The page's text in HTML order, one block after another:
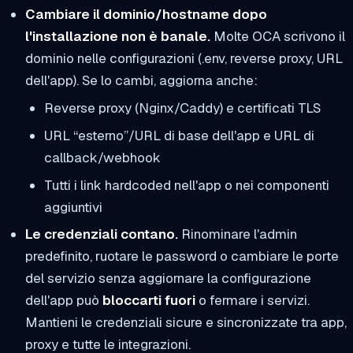
Cambiare il dominio/hostname dopo
l'installazione non è banale.Molte OCA scrivono il
dominio nelle configurazioni (.env, reverse proxy, URL
dell'app). Se lo cambi, aggiorna anche:
Reverse proxy (Nginx/Caddy) e certificati TLS
URL “esterno”/URL di base dell'app e URL di
callback/webhook
Tutti i link hardcoded nell'app o nei componenti
aggiuntivi
Le credenziali contano.Rinominare l'admin
predefinito, ruotare le password o cambiare le porte
del servizio senza aggiornare la configurazione
dell'app può bloccarti fuorio fermare i servizi.
Mantieni le credenziali sicure e sincronizzate tra app,
proxy e tutte le integrazioni.